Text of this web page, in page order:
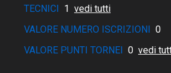
TECNICI 1 vedi tutti
VALORE NUMERO ISCRIZIONI 0
VALORE PUNTI TORNEI 0 vedi